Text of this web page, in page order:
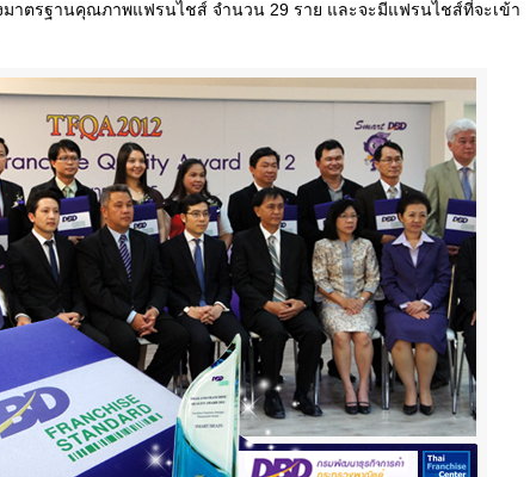
าตรฐานคุณภาพแฟรนไชส์ จำนวน 29 ราย และจะมีแฟรนไชส์ที่จะเข้า